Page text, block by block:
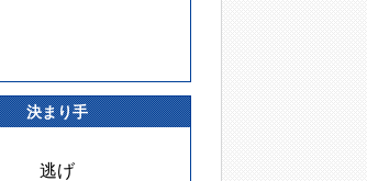
決まり手
逃げ